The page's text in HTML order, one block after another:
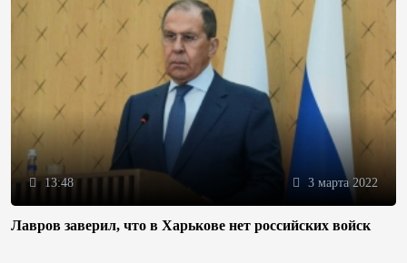
13:48 3 марта 2022
Лавров заверил, что в Харькове нет российских войск